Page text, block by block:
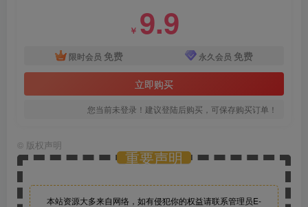
￥ 9.9
限时会员 免费 永久会员 免费
立即购买
您当前未登录！建议登陆后购买，可保存购买订单！
© 版权声明
重要声明
本站资源大多来自网络，如有侵犯你的权益请联系管理员E-